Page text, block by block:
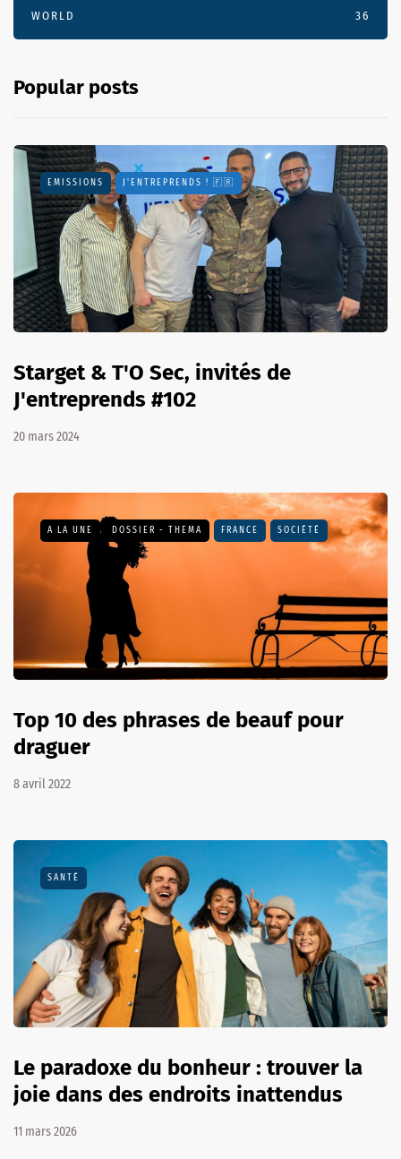
WORLD 36
Popular posts
EMISSIONS J'ENTREPRENDS ! 🇫🇷
Starget & T'O Sec, invités de
J'entreprends #102
20 mars 2024
A LA UNE DOSSIER - THEMA FRANCE SOCIÉTÉ
Top 10 des phrases de beauf pour
draguer
8 avril 2022
SANTÉ
Le paradoxe du bonheur : trouver la
joie dans des endroits inattendus
11 mars 2026